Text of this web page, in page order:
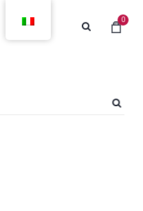
0
Contatti